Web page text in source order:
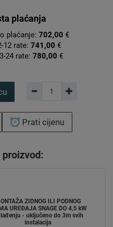
plaćanja
plaćanje: 702,00 €
12 rate: 741,00 €
24 rate: 780,00 €
Prati cijenu
ZIDNOG ILI PODNOG
UREĐAJA SNAGE DO 4,5 kW
- uključeno do 3m svih
instalacija